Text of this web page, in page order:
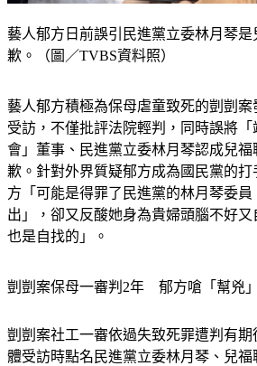
藝人郁方日前誤引民進黨立委林月琴是
歉。（圖／TVBS資料照）
藝人郁方積極為保母虐童致死的剴剴
受訪，不僅批評法院輕判，同時誤將
會」董事、民進黨立委林月琴認成兒
歉。針對外界質疑郁方成為國民黨的
方「可能是得罪了民進黨的林月琴委
出」，卻又反酸她身為貴婦頭腦不好
也是自找的」。
剴剴案保母一審判2年　郁方嗆「幫兇
剴剴案社工一審依過失致死罪遭判有
體受訪時點名民進黨立委林月琴、兒